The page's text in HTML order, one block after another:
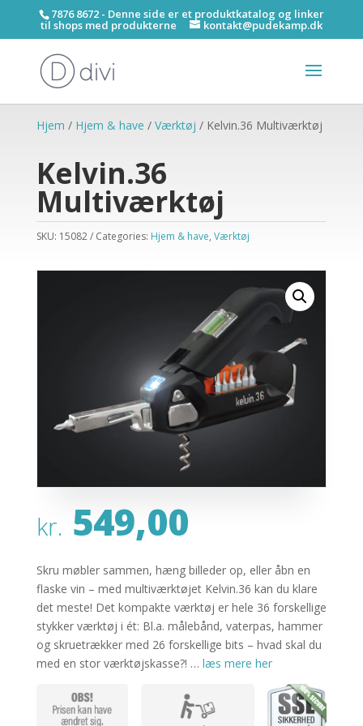
7876 8672 - Denne side er et produktkatalog og linker
til shops med produkterne kontakt@pudekamp.dk
Hjem / Hjem & have / Værktøj / Kelvin.36 Multiværktøj
Kelvin.36
Multiværktøj
SKU: 15082 Categories: Hjem & have, Værktøj
kr. 549,00
Skru møbler sammen, hæng billeder op, eller åbn en
flaske vin – med multiværktøjet Kelvin.36 kan du klare
det meste! Det kompakte værktøj er hele 36 forskellige
stykker værktøj i ét: Bl.a. målebånd, vaterpas, hammer
og skruetrækker med 26 forskellige bits – hvad skal du
med en stor værktøjskasse?! … læs mere her